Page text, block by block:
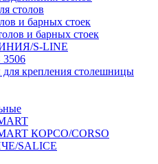
столов
и барных стоек
и барных стоек
S-LINE
3506
крепления столешницы
КОРСО/CORSO
SALICE